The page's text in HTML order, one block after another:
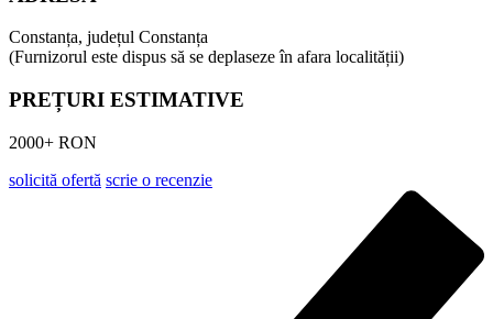
Constanța, județul Constanța
(Furnizorul este dispus să se deplaseze în afara localității)
PREȚURI ESTIMATIVE
2000+ RON
solicită ofertă scrie o recenzie